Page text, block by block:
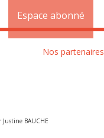
Espace abonné
Nos partenaires
BAUCHE